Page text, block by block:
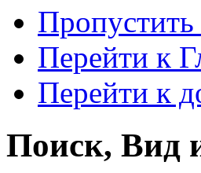
Перейти к
Перейти к
Поиск, Вид